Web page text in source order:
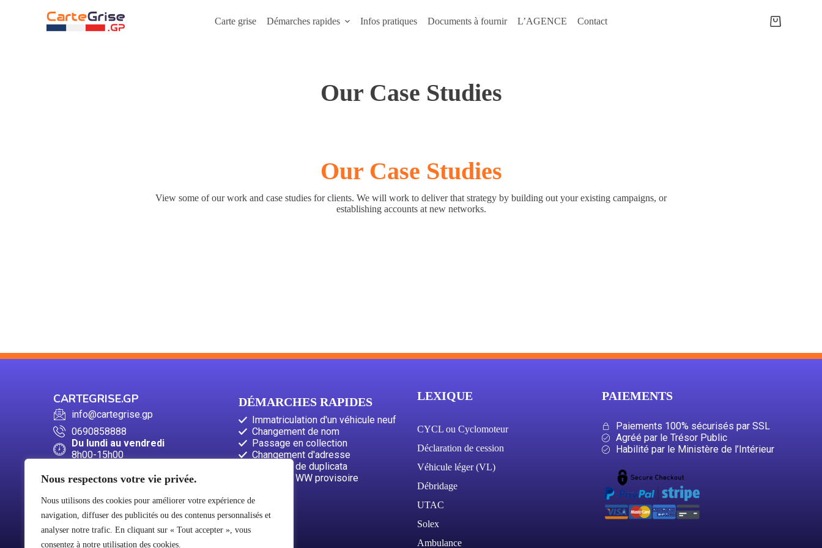
Nous respectons votre vie privée.
Nous utilisons des cookies pour améliorer votre expérience de
navigation, diffuser des publicités ou des contenus personnalisés et
analyser notre trafic. En cliquant sur « Tout accepter », vous
consentez à notre utilisation des cookies.
Carte grise Démarches rapides Infos pratiques Documents à fournir L’AGENCE Contact
Our Case Studies
Our Case Studies
View some of our work and case studies for clients. We will work to deliver that strategy by building out your existing campaigns, or
establishing accounts at new networks.
CARTEGRISE.GP
info@cartegrise.gp
0690858888
Du lundi au vendredi
8h00-15h00
DÉMARCHES RAPIDES
Immatriculation d'un véhicule neuf
Changement de nom
Passage en collection
Changement d'adresse
Demande de duplicata
Demande WW provisoire
LEXIQUE
CYCL ou Cyclomoteur
Déclaration de cession
Véhicule léger (VL)
Débridage
UTAC
Solex
Ambulance
PAIEMENTS
Paiements 100% sécurisés par SSL
Agréé par le Trésor Public
Habilité par le Ministère de l’Intérieur